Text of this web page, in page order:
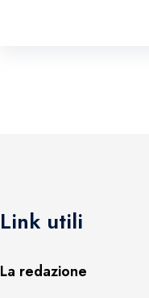
Link utili
La redazione